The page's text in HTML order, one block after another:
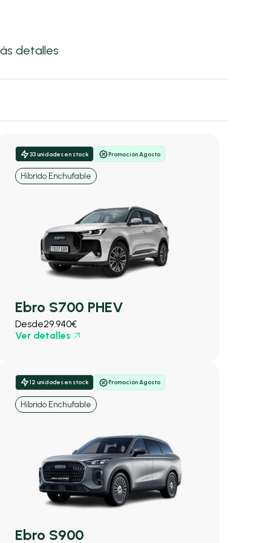
detalles
33 unidades en stock Promoción Agosto
Híbrido Enchufable
Ebro S700 PHEV
Desde29.940€
Ver detalles
12 unidades en stock Promoción Agosto
Híbrido Enchufable
Ebro S900